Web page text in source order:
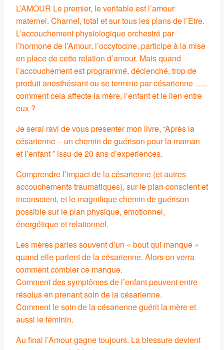
L’AMOUR Le premier, le veritable est l’amour
maternel. Charnel, total et sur tous les plans de l’Etre.
L’accouchement physiologique orchestré par
l’hormone de l’Amour, l’occytocine, participe à la mise
en place de cette relation d’amour. Mais quand
l’accouchement est programmé, déclenché, trop de
produit anesthésiant ou se termine par césarienne …..
comment cela affecte la mère, l’enfant et le lien entre
eux ?
Je serai ravi de vous presenter mon livre, “Après la
césarienne – un chemin de guérison pour la maman
et l’enfant ” issu de 20 ans d’experiences.
Comprendre l’impact de la césarienne (et autres
accouchements traumatiques), sur le plan conscient et
inconscient, et le magnifique chemin de guérison
possible sur le plan physique, émotionnel,
énergétique et relationnel.
Les mères parles souvent d’un « bout qui manque »
quand elle parlent de la césarienne. Alors on verra
comment combler ce manque.
Comment des symptômes de l’enfant peuvent entre
résolus en prenant soin de la césarienne.
Comment le soin de la césarienne guérit la mère et
aussi le féminin.
Au final l’Amour gagne toujours. La blessure devient